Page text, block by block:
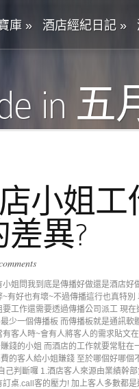
庫» 酒店經紀日記»
in 五
小姐工
異?
小姐問我到底是傳播好做還是酒店好
~有好也有壞~不過傳播這行也真特別
要工作還需要透過傳播公司派工 現在
少一個傳播板 而傳播板就是通訊軟
客人時~會有人將客人的需求貼文
錢的小姐 而酒店的工作就要常駐在
的客人給小姐賺錢 至於哪個好哪個
己判斷囉 1.酒店客人來源由業績幹
訂桌.call客的壓力! 加上客人多數都是